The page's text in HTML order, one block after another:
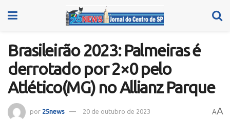
Brasileirão 2023: Palmeiras é
derrotado por 2×0 pelo
Atlético(MG) no Allianz Parque
por 25news 20 de outubro de 2023 AA